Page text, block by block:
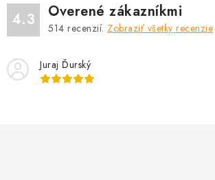
4.3 Overené zákazníkmi
514 recenzií. Zobraziť všetky recenzie
Juraj Ďurský